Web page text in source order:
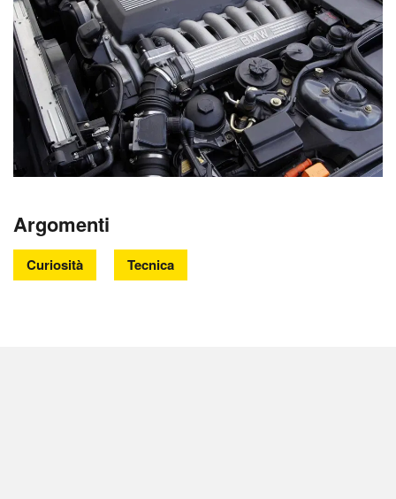
Argomenti
Curiosità Tecnica